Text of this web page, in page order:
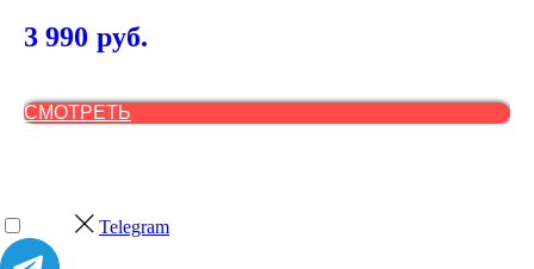
3 990 руб.
СМОТРЕТЬ
Telegram